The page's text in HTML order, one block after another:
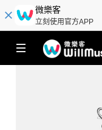
微樂客
立刻使用官方APP